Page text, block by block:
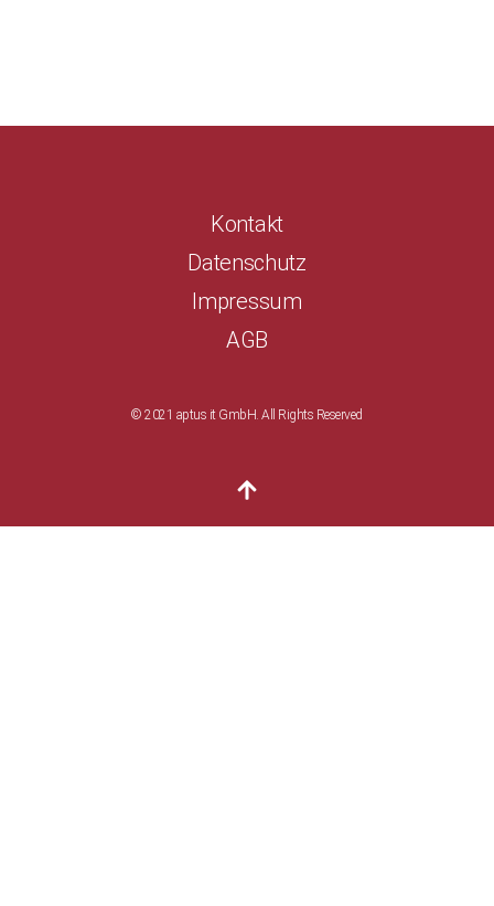
Kontakt
Datenschutz
Impressum
AGB
© 2021 aptus it GmbH. All Rights Reserved